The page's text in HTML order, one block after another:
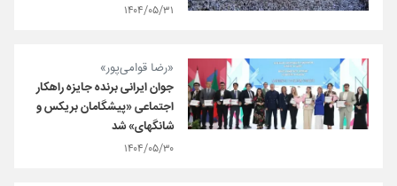
۱۴۰۴/۰۵/۳۱
«رضا قوامی‌پور»
جوان ایرانی برنده جایزه راهکار
اجتماعی «پیشگامان بریکس و
شانگهای» شد
۱۴۰۴/۰۵/۳۰